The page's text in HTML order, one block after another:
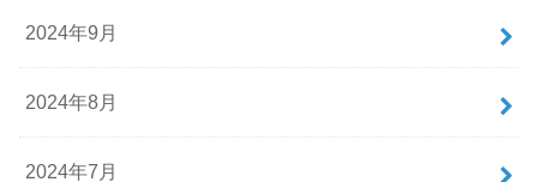
2024年9月
2024年8月
2024年7月